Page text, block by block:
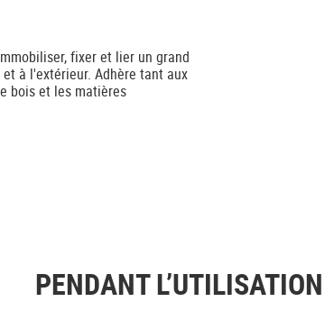
fixer et lier un grand
à l'extérieur. Adhère tant aux
bois et les matières
PENDANT L’UTILISATION